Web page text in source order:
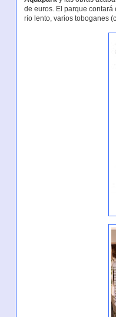
de euros. El parque
río lento, varios toboganes